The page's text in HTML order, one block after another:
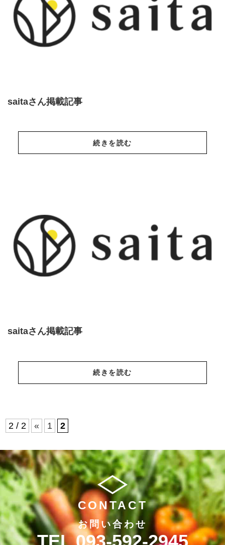
saitaさん掲載記事
続きを読む
saitaさん掲載記事
続きを読む
2 / 2 « 1 2
CONTACT
お問い合わせ